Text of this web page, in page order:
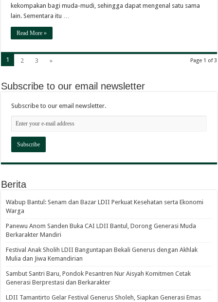
kekompakan bagi muda-mudi, sehingga dapat mengenal satu sama
lain. Sementara itu …
Read More »
Page 1 of 3
1 2 3 »
Subscribe to our email newsletter
Subscribe to our email newsletter.
Berita
Wabup Bantul: Senam dan Bazar LDII Perkuat Kesehatan serta Ekonomi
Warga
Panewu Anom Sanden Buka CAI LDII Bantul, Dorong Generasi Muda
Berkarakter Mandiri
Festival Anak Sholih LDII Banguntapan Bekali Generus dengan Akhlak
Mulia dan Jiwa Kemandirian
Sambut Santri Baru, Pondok Pesantren Nur Aisyah Komitmen Cetak
Generasi Berprestasi dan Berkarakter
LDII Tamantirto Gelar Festival Generus Sholeh, Siapkan Generasi Emas